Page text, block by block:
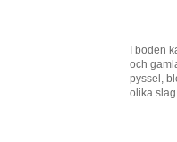
I boden
och
pyssel,
olika